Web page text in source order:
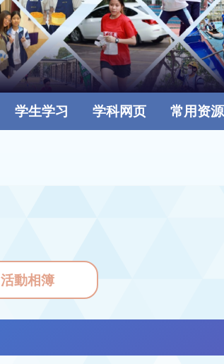
学生学习 学科网页 常用资源
活動相簿